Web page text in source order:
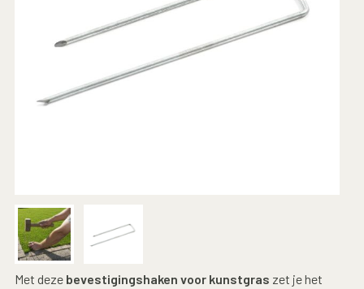
Met deze bevestigingshaken voor kunstgras zet je het